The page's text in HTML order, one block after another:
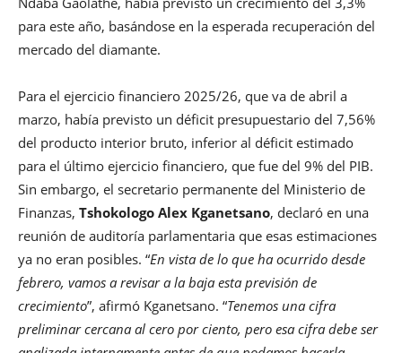
para este año, basándose en la esperada recuperación del
mercado del diamante.
Para el ejercicio financiero 2025/26, que va de abril a
marzo, había previsto un déficit presupuestario del 7,56%
del producto interior bruto, inferior al déficit estimado
para el último ejercicio financiero, que fue del 9% del PIB.
Sin embargo, el secretario permanente del Ministerio de
Finanzas, Tshokologo Alex Kganetsano, declaró en una
reunión de auditoría parlamentaria que esas estimaciones
ya no eran posibles. “En vista de lo que ha ocurrido desde
febrero, vamos a revisar a la baja esta previsión de
crecimiento”, afirmó Kganetsano. “Tenemos una cifra
preliminar cercana al cero por ciento, pero esa cifra debe ser